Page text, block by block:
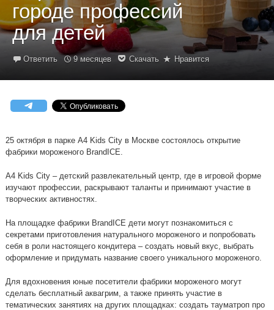
городе профессий
для детей
Ответить 9 месяцев Скачать Нравится
25 октября в парке A4 Kids City в Москве состоялось открытие
фабрики мороженого BrandICE.
A4 Kids City – детский развлекательный центр, где в игровой форме
изучают профессии, раскрывают таланты и принимают участие в
творческих активностях.
На площадке фабрики BrandICE дети могут познакомиться с
секретами приготовления натурального мороженого и попробовать
себя в роли настоящего кондитера – создать новый вкус, выбрать
оформление и придумать название своего уникального мороженого.
Для вдохновения юные посетители фабрики мороженого могут
сделать бесплатный аквагрим, а также принять участие в
тематических занятиях на других площадках: создать тауматроп про